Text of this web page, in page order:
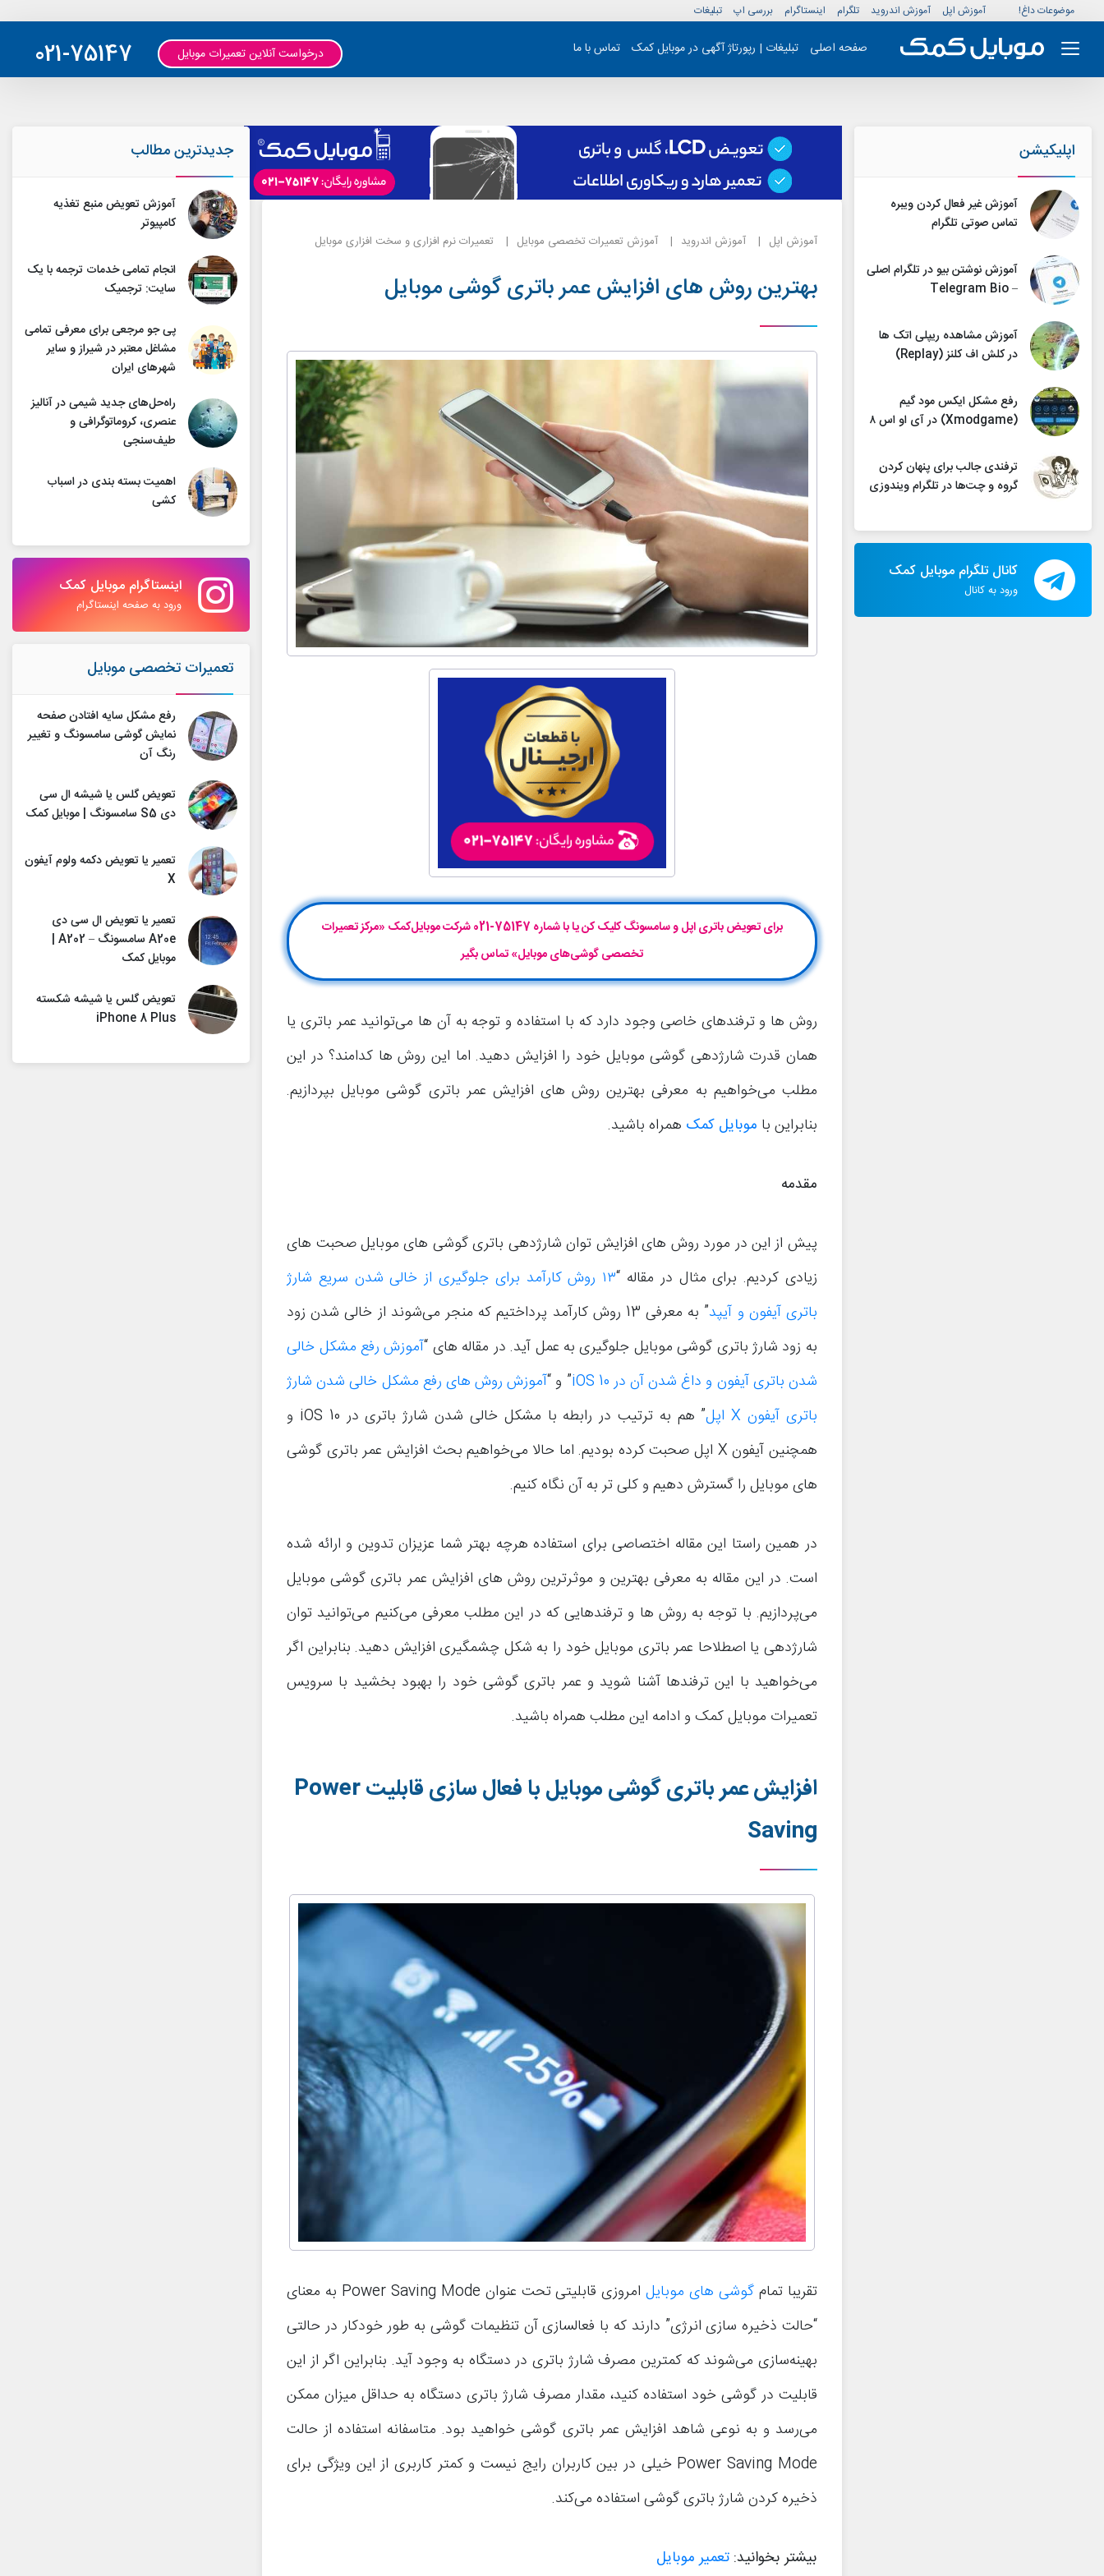
موضوعات داغ! آموزش اپل آموزش اندروید تلگرام اینستاگرام بررسی اپ تبلیغات
صفحه اصلی تبلیغات | رپورتاژ آگهی در موبایل کمک تماس با ما 021-75147 درخواست آنلاین تعمیرات موبایل
اپلیکیشن
آموزش غیر فعال کردن ویبره
تماس صوتی تلگرام
آموزش نوشتن بیو در تلگرام اصلی
– Telegram Bio
آموزش مشاهده ریپلی اتک ها
در کلش اف کلنز (Replay)
رفع مشکل ایکس مود گیم
(Xmodgame) در آی او اس ۸
ترفندی جالب برای پنهان کردن
گروه‌ و چت‌ها در تلگرام ویندوزی
کانال تلگرام موبایل کمک
ورود به کانال
آموزش اپل آموزش اندروید آموزش تعمیرات تخصصی موبایل تعمیرات نرم افزاری و سخت افزاری موبایل
بهترین روش های افزایش عمر باتری گوشی موبایل
برای تعویض باتری اپل و سامسونگ کلیک کن یا با شماره 75147-021 شرکت موبایل‌کمک «مرکز تعمیرات
تخصصی گوشی‌های موبایل» تماس بگیر
روش ها و ترفندهای خاصی وجود دارد که با استفاده و توجه به آن ها می‌توانید عمر باتری یا
همان قدرت شارژدهی گوشی موبایل خود را افزایش دهید. اما این روش ها کدامند؟ در این
مطلب می‌خواهیم به معرفی بهترین روش های افزایش عمر باتری گوشی موبایل بپردازیم.
بنابراین با موبایل کمک همراه باشید.
مقدمه
پیش از این در مورد روش های افزایش توان شارژدهی باتری گوشی های موبایل صحبت های
زیادی کردیم. برای مثال در مقاله “
۱۳ روش کارآمد برای جلوگیری از خالی شدن سریع شارژ
باتری آیفون و آیپد
” به معرفی 13 روش کارآمد پرداختیم که منجر می‌شوند از خالی شدن زود
به زود شارژ باتری گوشی موبایل جلوگیری به عمل آید. در مقاله های “آموزش رفع مشکل خالی
شدن باتری آیفون و داغ شدن آن در iOS 10
” و “آموزش روش های رفع مشکل خالی شدن شارژ
باتری آیفون X اپل
” هم به ترتیب در رابطه با مشکل خالی شدن شارژ باتری در iOS 10 و
همچنین آیفون X اپل صحبت کرده بودیم. اما حالا می‌خواهیم بحث افزایش عمر باتری گوشی
های موبایل را گسترش دهیم و کلی تر به آن نگاه کنیم.
در همین راستا این مقاله اختصاصی برای استفاده هرچه بهتر شما عزیزان تدوین و ارائه شده
است. در این مقاله به معرفی بهترین و موثرترین روش های افزایش عمر باتری گوشی موبایل
می‌پردازیم. با توجه به روش ها و ترفندهایی که در این مطلب معرفی می‌کنیم می‌توانید توان
شارژدهی یا اصطلاحا عمر باتری موبایل خود را به شکل چشمگیری افزایش دهید. بنابراین اگر
می‌خواهید با این ترفندها آشنا شوید و عمر باتری گوشی خود را بهبود بخشید با سرویس
تعمیرات موبایل کمک و ادامه این مطلب همراه باشید.
افزایش عمر باتری گوشی موبایل با فعال سازی قابلیتPower
Saving
تقریبا تمام گوشی های موبایل
امروزی قابلیتی تحت عنوان Power Saving Mode به معنای
“حالت ذخیره سازی انرژی” دارند که با فعالسازی آن تنظیمات گوشی به طور خودکار در حالتی
بهینه‌سازی می‌شوند که کمترین مصرف شارژ باتری در دستگاه به وجود آید. بنابراین اگر از این
قابلیت در گوشی خود استفاده کنید، مقدار مصرف شارژ باتری دستگاه به حداقل میزان ممکن
می‌رسد و به نوعی شاهد افزایش عمر باتری گوشی خواهید بود. متاسفانه استفاده از حالت
Power Saving Mode خیلی در بین کاربران رایج نیست و کمتر کاربری از این ویژگی برای
ذخیره کردن شارژ باتری گوشی استفاده می‌کند.
بیشتر بخوانید:تعمیر موبایل
جدیدترین مطالب
آموزش تعویض منبع تغذیه
کامپیوتر
انجام تمامی خدمات ترجمه با یک
سایت: ترجمیک
پی جو مرجعی برای معرفی تمامی
مشاغل معتبر در شیراز و سایر
شهرهای ایران
راه‌حل‌های جدید شیمی در آنالیز
عنصری، کروماتوگرافی و
طیف‌سنجی
اهمیت بسته بندی در اسباب
کشی
اینستاگرام موبایل کمک
ورود به صفحه اینستاگرام
تعمیرات تخصصی موبایل
رفع مشکل سایه افتادن صفحه
نمایش گوشی سامسونگ و تغییر
رنگ آن
تعویض گلس یا شیشه ال سی
دی S5 سامسونگ | موبایل کمک
تعمیر یا تعویض دکمه ولوم آیفون
X
تعمیر یا تعویض ال سی دی
A20e سامسونگ – A202 |
موبایل کمک
تعویض گلس یا شیشه شکسته
iPhone 8 Plus